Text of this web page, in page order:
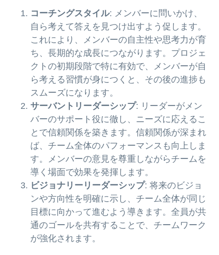
コーチングスタイル: メンバーに問いかけ、
自ら考えて答えを見つけ出すよう促します。
これにより、メンバーの自主性や思考力が育
ち、長期的な成長につながります。プロジェ
クトの初期段階で特に有効で、メンバーが自
ら考える習慣が身につくと、その後の進捗も
スムーズになります。
サーバントリーダーシップ: リーダーがメン
バーのサポート役に徹し、ニーズに応えるこ
とで信頼関係を築きます。信頼関係が深まれ
ば、チーム全体のパフォーマンスも向上しま
す。メンバーの意見を尊重しながらチームを
導く場面で効果を発揮します。
ビジョナリーリーダーシップ: 将来のビジョ
ンや方向性を明確に示し、チーム全体が同じ
目標に向かって進むよう導きます。全員が共
通のゴールを共有することで、チームワーク
が強化されます。